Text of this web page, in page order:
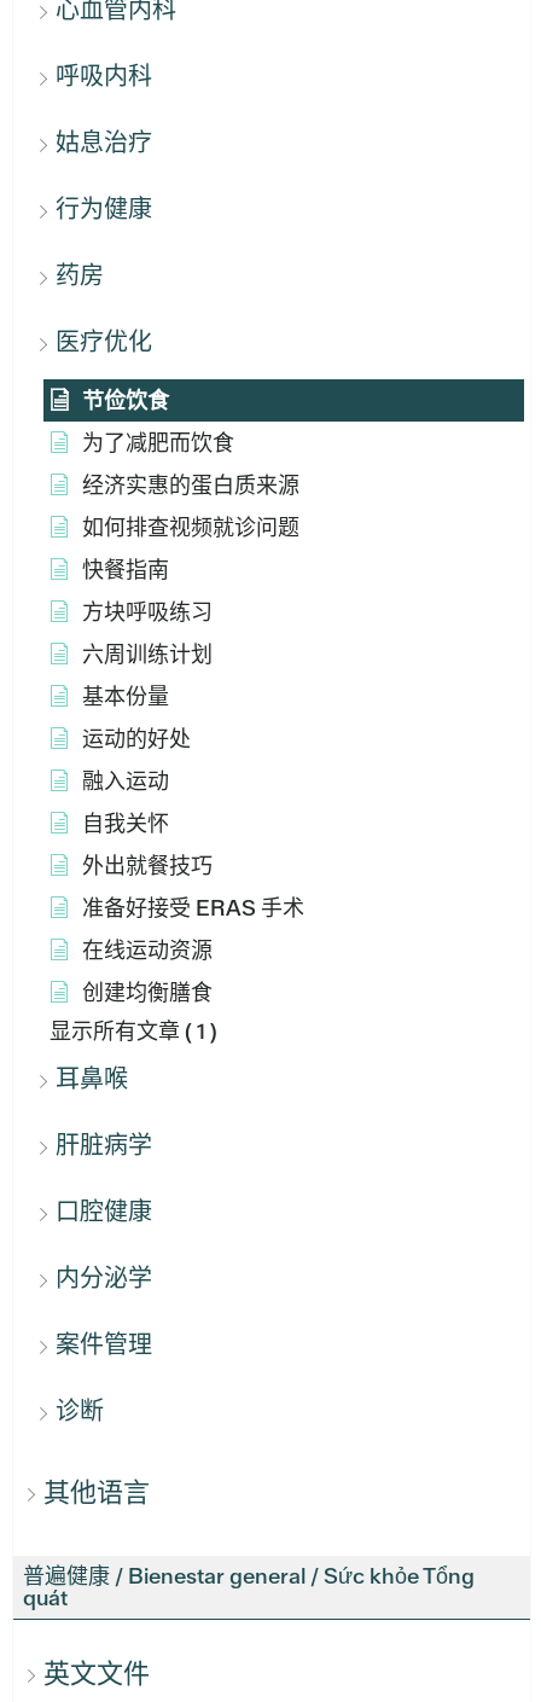
心血管内科
呼吸内科
姑息治疗
行为健康
药房
医疗优化
节俭饮食
为了减肥而饮食
经济实惠的蛋白质来源
如何排查视频就诊问题
快餐指南
方块呼吸练习
六周训练计划
基本份量
运动的好处
融入运动
自我关怀
外出就餐技巧
准备好接受 ERAS 手术
在线运动资源
创建均衡膳食
显示所有文章 ( 1 )
耳鼻喉
肝脏病学
口腔健康
内分泌学
案件管理
诊断
其他语言
普遍健康 / Bienestar general / Sức khỏe Tổng
quát
英文文件